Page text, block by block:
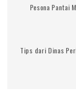
Pesona Pantai
Tips dari Dinas